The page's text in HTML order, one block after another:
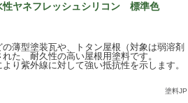
性ヤネフレッシュシリコン 標準色
薄型塗装瓦や、トタン屋根（対象は弱溶剤
た、耐久性の高い屋根用塗料です。
り紫外線に対して強い抵抗性を示します。
塗料JP